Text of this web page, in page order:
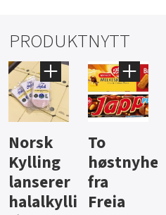
PRODUKTNYTT
Knalltall
for Açai
Bowl
Aass vil
bli
førstevalg
i lite-